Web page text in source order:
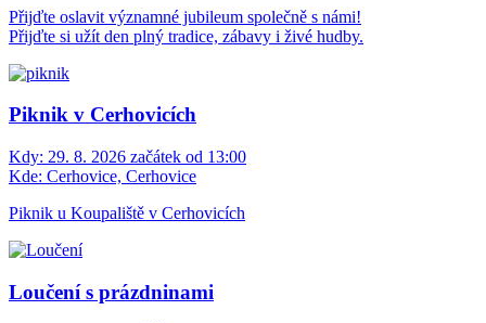
Přijďte oslavit významné jubileum společně s námi!
Přijďte si užít den plný tradice, zábavy i živé hudby.
Piknik v Cerhovicích
Kdy: 29. 8. 2026 začátek od 13:00
Kde: Cerhovice, Cerhovice
Piknik u Koupaliště v Cerhovicích
Loučení s prázdninami